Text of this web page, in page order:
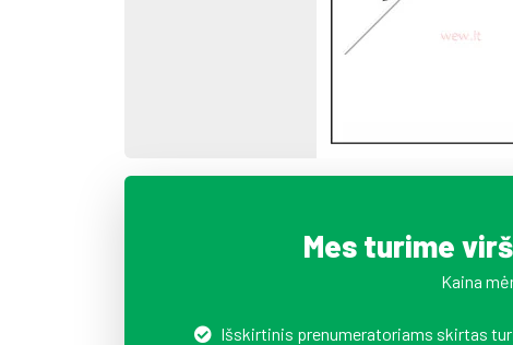
Mes turime virš
Kaina
Išskirtinis prenumeratoriams skirtas